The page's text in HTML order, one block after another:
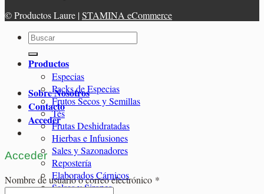
© Productos Laure |STAMINA eCommerce
Buscar
por:
Productos
Especias
Packs de Especias
Frutos Secos y Semillas
Tés
Frutas Deshidratadas
Hierbas e Infusiones
Sales y Sazonadores
Repostería
Elaborados Cárnicos
Salsas y Siropes
Sobre Nosotros
Contacto
Acceder
Acceder
Nombre de usuario o correo electrónico *